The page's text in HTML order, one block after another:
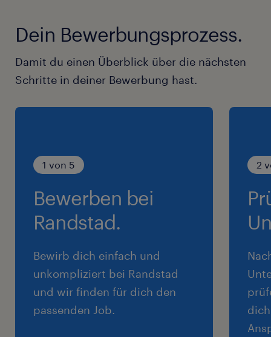
Dein Bewerbungsprozess.
Damit du einen Überblick über die nächsten
Schritte in deiner Bewerbung hast.
1 von 5
Bewerben bei
Randstad.
Bewirb dich einfach und
unkompliziert bei Randstad
und wir finden für dich den
passenden Job.
2